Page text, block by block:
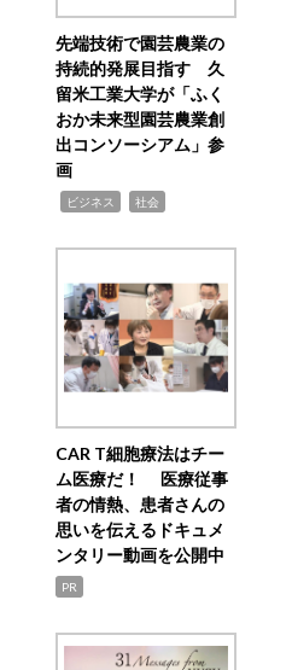
先端技術で園芸農業の
持続的発展目指す 久
留米工業大学が「ふく
おか未来型園芸農業創
出コンソーシアム」参
画
ビジネス 社会
CAR T細胞療法はチー
ム医療だ！ 医療従事
者の情熱、患者さんの
思いを伝えるドキュメ
ンタリー動画を公開中
PR